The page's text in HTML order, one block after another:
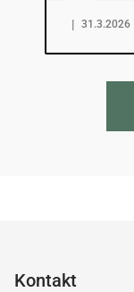
| 31.3.2026
Kontakt